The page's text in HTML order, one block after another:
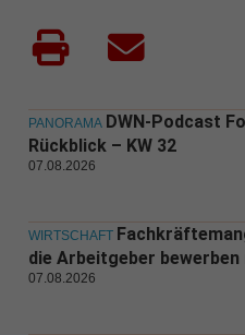
PANORAMA DWN-Podcast
Rückblick – KW 32
07.08.2026
WIRTSCHAFT
die Arbeitgeber bewerben
07.08.2026